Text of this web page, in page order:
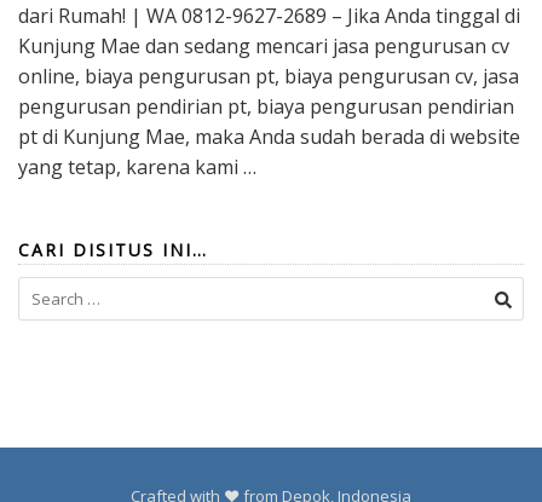
dari Rumah! | WA 0812-9627-2689 – Jika Anda tinggal di
Kunjung Mae dan sedang mencari jasa pengurusan cv
online, biaya pengurusan pt, biaya pengurusan cv, jasa
pengurusan pendirian pt, biaya pengurusan pendirian
pt di Kunjung Mae, maka Anda sudah berada di website
yang tetap, karena kami …
CARI DISITUS INI…
Search
for:
Crafted with ❤️ from Depok, Indonesia